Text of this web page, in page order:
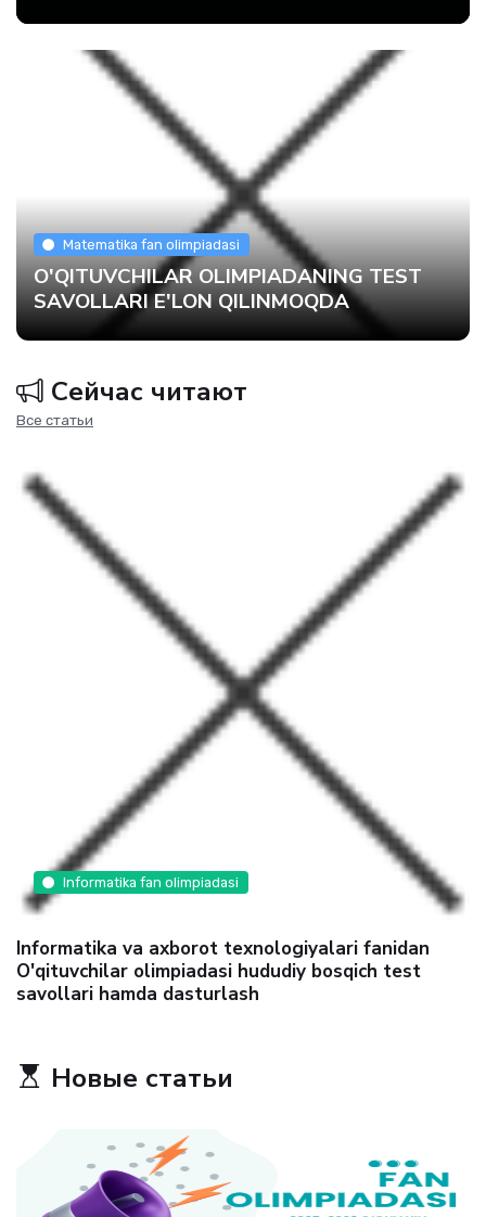
Matematika fan olimpiadasi
O'QITUVCHILAR OLIMPIADANING TEST
SAVOLLARI E'LON QILINMOQDA
Сейчас читают
Все статьи
Informatika fan olimpiadasi
Informatika va axborot texnologiyalari fanidan
O'qituvchilar olimpiadasi hududiy bosqich test
savollari hamda dasturlash
Новые статьи